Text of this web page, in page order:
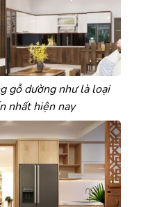
gỗ dường như là loại
nhất hiện nay